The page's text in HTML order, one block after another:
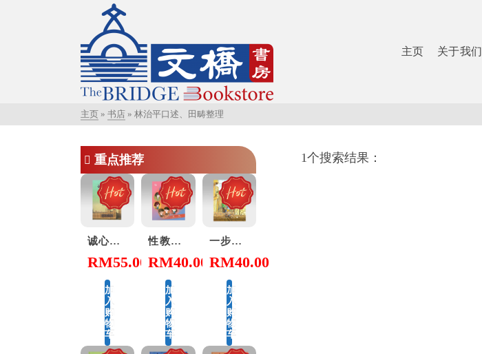
主页 关于我们
主页 » 书店 » 林治平口述、田畴整理
1个搜索结果：
重点推荐
诚心学道
RM55.00
加
入
购
物
车
性教育，别害羞！ Don’t Be Shy: A Friendly Guide to Sex Education
RM40.00
加
入
购
物
车
一步一步看会幕 Exploring the Tabernacle Step by Step
RM40.00
加
入
购
物
车